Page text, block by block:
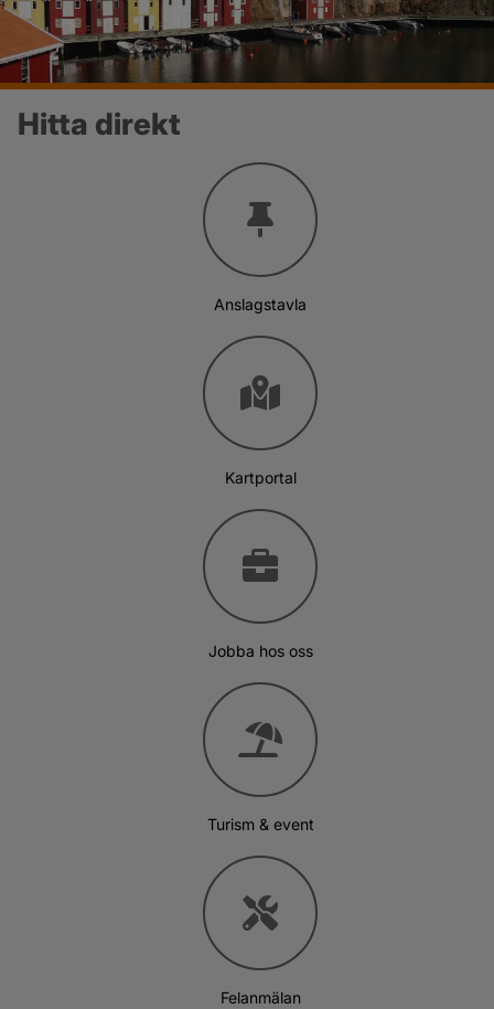
Hitta direkt
Anslagstavla
Kartportal
Jobba hos oss
Turism & event
Felanmälan